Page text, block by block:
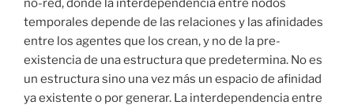
no-red, donde la interdependencia entre nodos
temporales depende de las relaciones y las afinidades
entre los agentes que los crean, y no de la pre-
existencia de una estructura que predetermina. No es
un estructura sino una vez más un espacio de afinidad
ya existente o por generar. La interdependencia entre